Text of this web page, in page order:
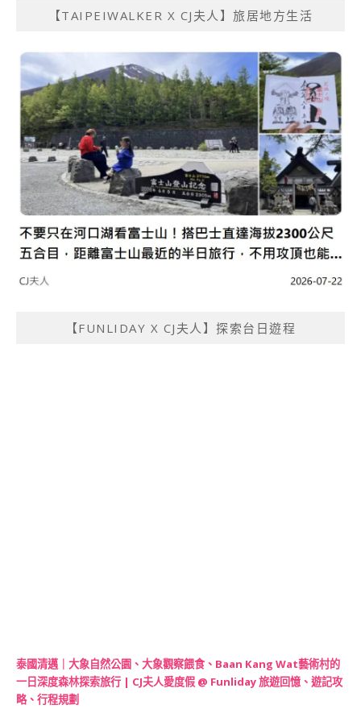
【TAIPEIWALKER X CJ夫人】旅居地方生活
【FUNLIDAY X CJ夫人】探索台日遊程
泰國清邁｜大象自然公園、大象觀察餵食、Baan Kang Wat藝術村的
一日深度森林探索旅行 | CJ夫人愛度假 @ Funliday 旅遊回憶、遊記攻
略、行程規劃